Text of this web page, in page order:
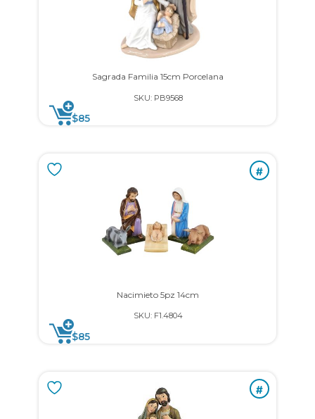
Sagrada Familia 15cm Porcelana
SKU: PB9568
$85
#
Nacimieto 5pz 14cm
SKU: F1.4804
$85
#